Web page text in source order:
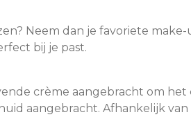
Neem dan je favoriete
bij je past.
crème aangebracht om
aangebracht. Afhankelijk